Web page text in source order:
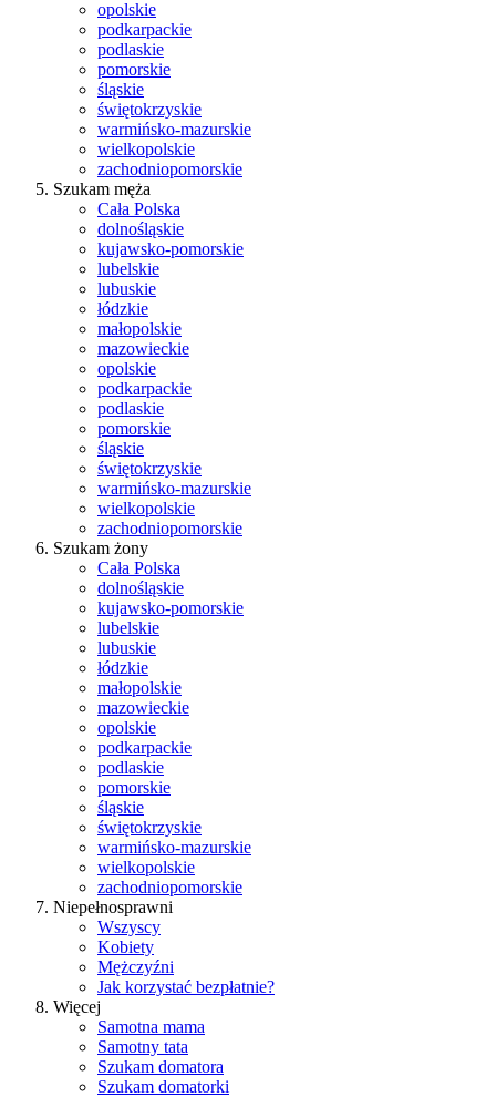
opolskie
podkarpackie
podlaskie
pomorskie
śląskie
świętokrzyskie
warmińsko-mazurskie
wielkopolskie
zachodniopomorskie
Szukam męża
Cała Polska
dolnośląskie
kujawsko-pomorskie
lubelskie
lubuskie
łódzkie
małopolskie
mazowieckie
opolskie
podkarpackie
podlaskie
pomorskie
śląskie
świętokrzyskie
warmińsko-mazurskie
wielkopolskie
zachodniopomorskie
Szukam żony
Cała Polska
dolnośląskie
kujawsko-pomorskie
lubelskie
lubuskie
łódzkie
małopolskie
mazowieckie
opolskie
podkarpackie
podlaskie
pomorskie
śląskie
świętokrzyskie
warmińsko-mazurskie
wielkopolskie
zachodniopomorskie
Niepełnosprawni
Wszyscy
Kobiety
Mężczyźni
Jak korzystać bezpłatnie?
Więcej
Samotna mama
Samotny tata
Szukam domatora
Szukam domatorki